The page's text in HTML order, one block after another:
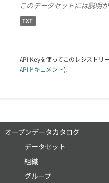
このデータセットには説明
TXT
API Keyを使ってこのレジストリ
APIドキュメント).
オープンデータカタログ
データセット
組織
グループ